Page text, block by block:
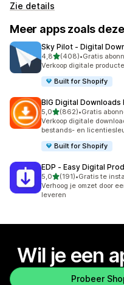
Zie details
Meer apps zoals deze
Sky Pilot ‑ Digital
4,8van 5 sterren
(408)
408 recensies in totaal
•Gratis
Verkoop digitale
Built for Shopify
BIG Digital Downloads
5,0van 5 sterren
(862)
862 recensies in totaal
•Gratis
Verkoop digitale
bestands- en
Built for Shopify
EDP ‑ Easy Digital
5,0van 5 sterren
(191)
191 recensies in totaal
•Gratis te
Verhoog je omzet door
leveren
Wil je een
Probeer